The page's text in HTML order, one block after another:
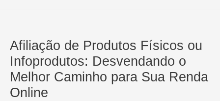
Afiliação de Produtos Físicos ou
Infoprodutos: Desvendando o
Melhor Caminho para Sua Renda
Online